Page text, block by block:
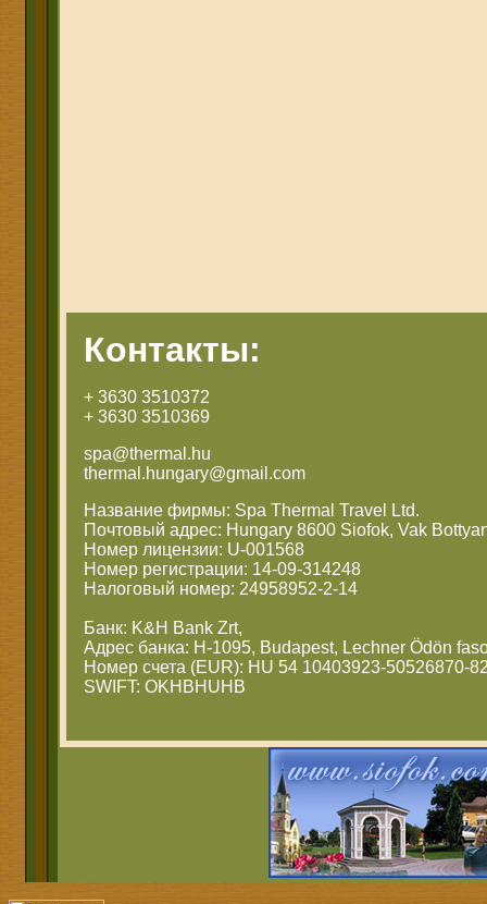
Контакты:
+ 3630 3510372
+ 3630 3510369
spa@thermal.hu
thermal.hungary@gmail.com
Название фирмы: Spa Thermal Travel Ltd.
Почтовый адрес: Hungary 8600 Siofok, Vak
Номер лицензии: U-001568
Номер регистрации: 14-09-314248
Налоговый номер: 24958952-2-14
Банк: K&H Bank Zrt,
Адрес банка: H-1095, Budapest, Lechner Ödön
Номер счета (EUR): HU 54 10403923-50526870-
SWIFT: OKHBHUHB